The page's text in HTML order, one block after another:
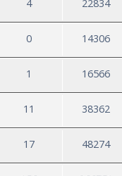
4 22834
0 14306
1 16566
11 38362
17 48274